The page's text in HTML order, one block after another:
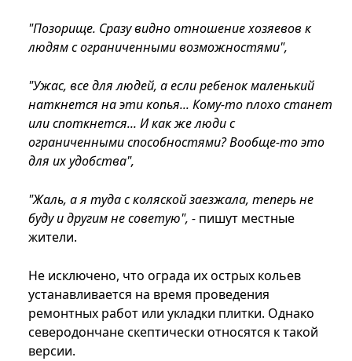
"Позорище. Сразу видно отношение хозяевов к
людям с ограниченными возможностями",
"Ужас, все для людей, а если ребенок маленький
наткнется на эти копья... Кому-то плохо станет
или споткнется... И как же люди с
ограниченными способностями? Вообще-то это
для их удобства",
"Жаль, а я туда с коляской заезжала, теперь не
буду и другим не советую", - пишут местные
жители.
Не исключено, что ограда их острых кольев
устанавливается на время проведения
ремонтных работ или укладки плитки. Однако
северодончане скептически относятся к такой
версии.